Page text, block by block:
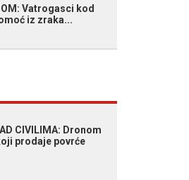
Vatrogasci kod
iz zraka...
CIVILIMA: Dronom
prodaje povrće